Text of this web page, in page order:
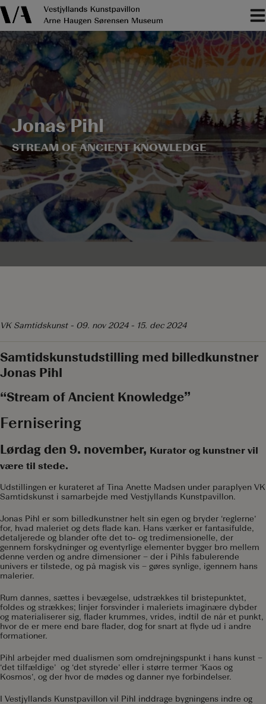
Hop
til
indholdet
Jonas Pihl
STREAM OF ANCIENT KNOWLEDGE
VK Samtidskunst- 09. nov 2024 - 15. dec 2024
Samtidskunstudstilling med billedkunstner
Jonas Pihl
“Stream of Ancient Knowledge”
Fernisering
Lørdag den 9. november,
Kurator og kunstner vil
være til stede.
Udstillingen er kurateret af Tina Anette Madsen under paraplyen VK
Samtidskunst i samarbejde med Vestjyllands Kunstpavillon.
Jonas Pihl er som billedkunstner helt sin egen og bryder ‘reglerne’
for, hvad maleriet og dets flade kan. Hans værker er fantasifulde,
detaljerede og blander ofte det to- og tredimensionelle, der
gennem forskydninger og eventyrlige elementer bygger bro mellem
denne verden og andre dimensioner – der i Pihls fabulerende
univers er tilstede, og på magisk vis – gøres synlige, igennem hans
malerier.
Rum dannes, sættes i bevægelse, udstrækkes til bristepunktet,
foldes og strækkes; linjer forsvinder i maleriets imaginære dybder
og materialiserer sig, flader krummes, vrides, indtil de når et punkt,
hvor de er mere end bare flader, dog for snart at flyde ud i andre
formationer.
Pihl arbejder med dualismen som omdrejningspunkt i hans kunst –
‘det tilfældige’ og ‘det styrede’ eller i større termer ‘Kaos og
Kosmos’, og der hvor de mødes og danner nye forbindelser.
I Vestjyllands Kunstpavillon vil Pihl inddrage bygningens indre og